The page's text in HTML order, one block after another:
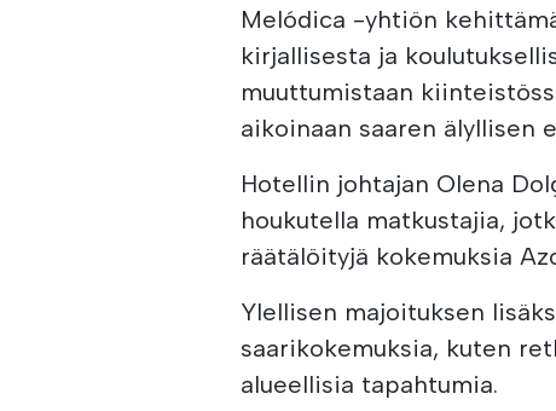
Melódica -yhtiön
kirjallisesta ja
muuttumistaan
aikoinaan saaren älyllisen
Hotellin johtajan Olena
houkutella matkustajia,
räätälöityjä kokemuksia
Ylellisen majoituksen
saarikokemuksia, kuten
alueellisia tapahtumia.